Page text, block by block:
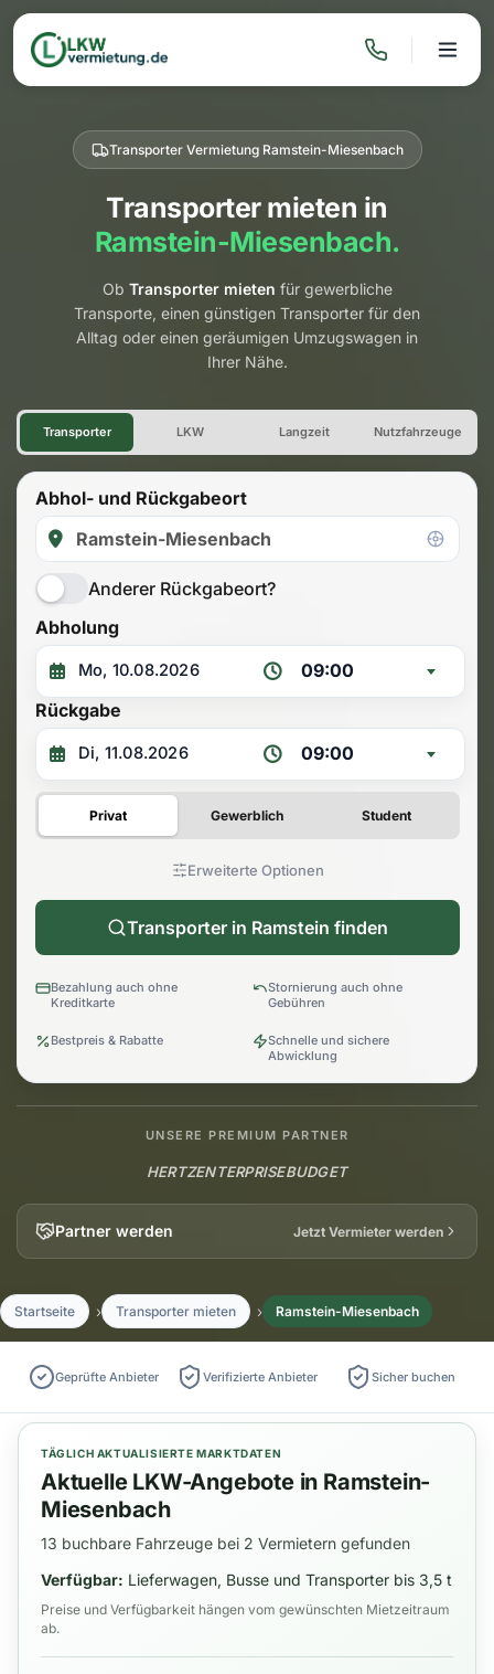
Transporter Vermietung Ramstein-Miesenbach
Transporter mieten in
Ramstein-Miesenbach.
Ob Transporter mieten für gewerbliche
Transporte, einen günstigen Transporter für den
Alltag oder einen geräumigen Umzugswagen in
Ihrer Nähe.
Transporter Vermietung
Transporter LKW Langzeit Nutzfahrzeuge
Abhol- und Rückgabeort
Anderer Rückgabeort?
Abholung
09:00
Rückgabe
09:00
Privat Gewerblich Student
Erweiterte Optionen
Transporter in Ramstein finden
Bezahlung auch ohne
Kreditkarte
Stornierung auch ohne
Gebühren
Bestpreis & Rabatte
Schnelle und sichere
Abwicklung
UNSERE PREMIUM PARTNER
HERTZENTERPRISEBUDGET
Partner werden Jetzt Vermieter werden
Startseite Transporter mieten Ramstein-Miesenbach
Geprüfte Anbieter Verifizierte Anbieter Sicher buchen
TÄGLICH AKTUALISIERTE MARKTDATEN
Aktuelle LKW-Angebote in Ramstein-
Miesenbach
13 buchbare Fahrzeuge bei 2 Vermietern gefunden
Verfügbar: Lieferwagen, Busse und Transporter bis 3,5 t
Preise und Verfügbarkeit hängen vom gewünschten Mietzeitraum
ab.